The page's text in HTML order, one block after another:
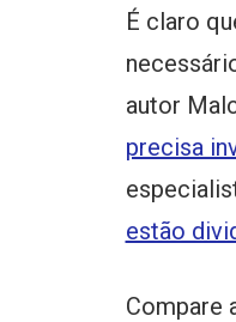
É claro
autor
precisa
estão
Compare